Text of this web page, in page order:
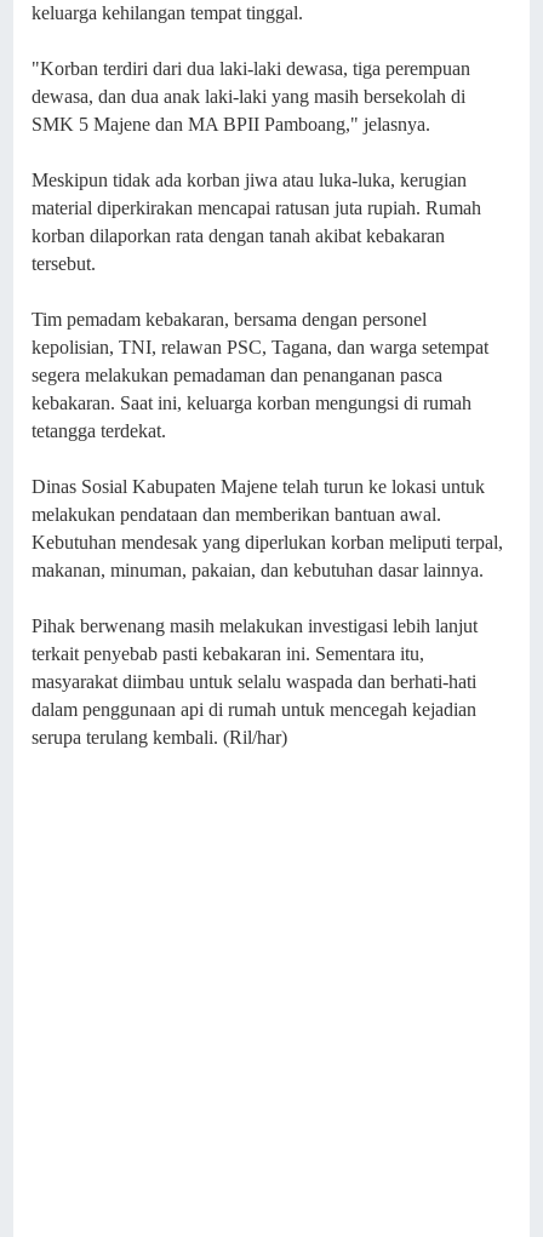
keluarga kehilangan tempat tinggal.
"Korban terdiri dari dua laki-laki dewasa, tiga perempuan
dewasa, dan dua anak laki-laki yang masih bersekolah di
SMK 5 Majene dan MA BPII Pamboang," jelasnya.
Meskipun tidak ada korban jiwa atau luka-luka, kerugian
material diperkirakan mencapai ratusan juta rupiah. Rumah
korban dilaporkan rata dengan tanah akibat kebakaran
tersebut.
Tim pemadam kebakaran, bersama dengan personel
kepolisian, TNI, relawan PSC, Tagana, dan warga setempat
segera melakukan pemadaman dan penanganan pasca
kebakaran. Saat ini, keluarga korban mengungsi di rumah
tetangga terdekat.
Dinas Sosial Kabupaten Majene telah turun ke lokasi untuk
melakukan pendataan dan memberikan bantuan awal.
Kebutuhan mendesak yang diperlukan korban meliputi terpal,
makanan, minuman, pakaian, dan kebutuhan dasar lainnya.
Pihak berwenang masih melakukan investigasi lebih lanjut
terkait penyebab pasti kebakaran ini. Sementara itu,
masyarakat diimbau untuk selalu waspada dan berhati-hati
dalam penggunaan api di rumah untuk mencegah kejadian
serupa terulang kembali. (Ril/har)